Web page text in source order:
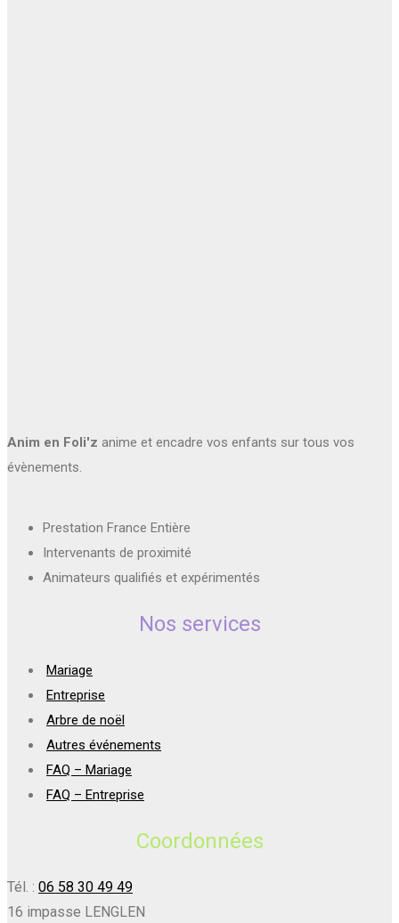
Anim en Foli'z anime et encadre vos enfants sur tous vos
évènements.
Prestation France Entière
Intervenants de proximité
Animateurs qualifiés et expérimentés
Nos services
Mariage
Entreprise
Arbre de noël
Autres événements
FAQ – Mariage
FAQ – Entreprise
Coordonnées
Tél. : 06 58 30 49 49
16 impasse LENGLEN